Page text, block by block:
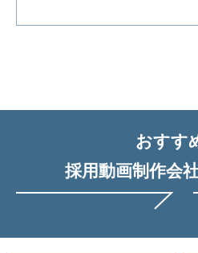
おすす
採用動画制作会